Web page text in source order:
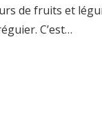
de fruits et
C’est…